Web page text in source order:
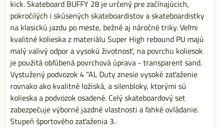
kick. Skateboard BUFFY 28 je určený pre začínajúcich,
pokročilých i skúsených skateboardistov a skateboardistky
na klasickú jazdu po meste, bežné aj náročné triky. Veľmi
kvalitné kolieska z materiálu Super High rebound PU majú
malý valivý odpor a vysokú životnosť, na povrchu koliesok
je použitá obľúbená povrchová úprava - transparent sand.
Vystužený podvozok 4 "AL Duty znesie vysoké zaťaženie
rovnako ako kvalitné ložiská, a silenbloky, ktorými sú
kolieska a podvozok osadené. Celý skateboardový set
zabezpečuje výborné jazdné vlastnosti a ľahké ovládanie.
Stupeň športového zaťaženia 3.